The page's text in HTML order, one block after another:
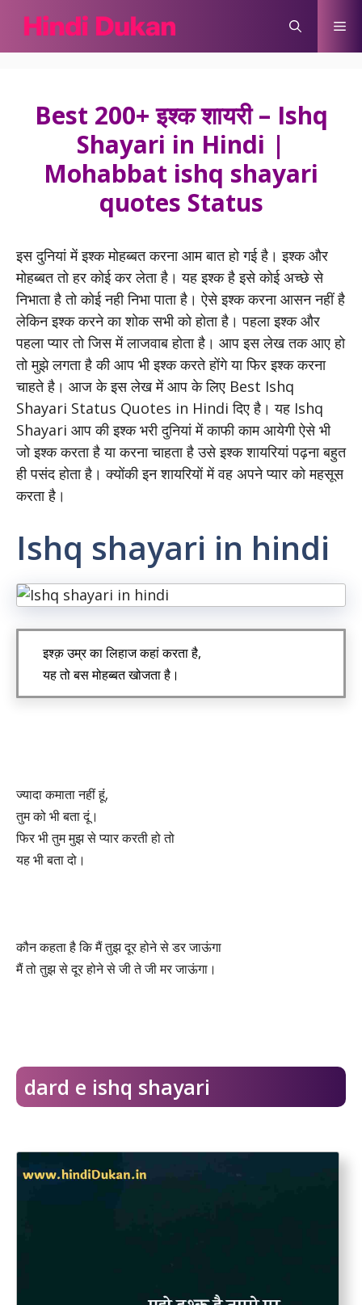
content
Best 200+ इश्क शायरी – Ishq
Shayari in Hindi |
Mohabbat ishq shayari
quotes Status
इस दुनियां में इश्क मोहब्बत करना आम बात हो गई है। इश्क और
मोहब्बत तो हर कोई कर लेता है। यह इश्क है इसे कोई अच्छे से
निभाता है तो कोई नही निभा पाता है। ऐसे इश्क करना आसन नहीं है
लेकिन इश्क करने का शोक सभी को होता है। पहला इश्क और
पहला प्यार तो जिस में लाजवाब होता है। आप इस लेख तक आए हो
तो मुझे लगता है की आप भी इश्क करते होंगे या फिर इश्क करना
चाहते है। आज के इस लेख में आप के लिए Best Ishq
Shayari Status Quotes in Hindi दिए है। यह Ishq
Shayari आप की इश्क भरी दुनियां में काफी काम आयेगी ऐसे भी
जो इश्क करता है या करना चाहता है उसे इश्क शायरियां पढ़ना बहुत
ही पसंद होता है। क्योंकी इन शायरियों में वह अपने प्यार को महसूस
करता है।
Ishq shayari in hindi
इश्क़ उम्र का लिहाज कहां करता है,
यह तो बस मोहब्बत खोजता है।
ज्यादा कमाता नहीं हूं,
तुम को भी बता दूं।
फिर भी तुम मुझ से प्यार करती हो तो
यह भी बता दो।
कौन कहता है कि मैं तुझ दूर होने से डर जाऊंगा
मैं तो तुझ से दूर होने से जी ते जी मर जाऊंगा।
dard e ishq shayari